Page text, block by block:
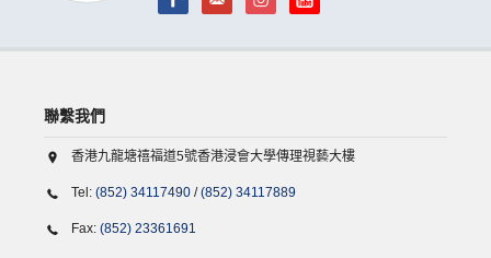
聯繫我們
香港九龍塘禧福道5號香港浸會大學傳理視藝大樓
Tel: (852) 34117490 /(852) 34117889
Fax: (852) 23361691